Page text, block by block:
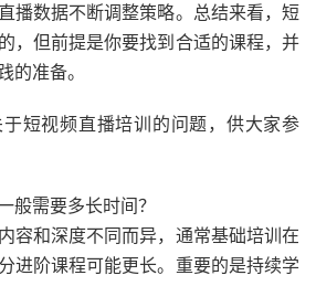
播数据不断调整策略。总结来看，短
，但前提是你要找到合适的课程，并
的准备。
短视频直播培训的问题，供大家参
般需要多长时间？
容和深度不同而异，通常基础培训在
进阶课程可能更长。重要的是持续学